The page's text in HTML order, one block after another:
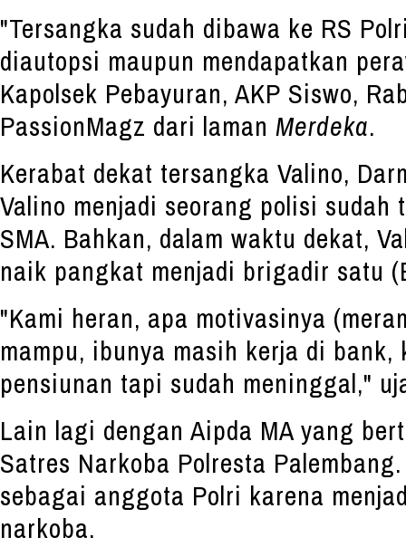
"Tersangka sudah dibawa ke RS
diautopsi maupun mendapatkan
Kapolsek Pebayuran, AKP Siswo,
PassionMagz dari laman Merdeka.
Kerabat dekat tersangka Valino,
Valino menjadi seorang polisi
SMA. Bahkan, dalam waktu dekat,
naik pangkat menjadi brigadir satu
"Kami heran, apa motivasinya
mampu, ibunya masih kerja di
pensiunan tapi sudah meninggal,"
Lain lagi dengan Aipda MA yang
Satres Narkoba Polresta
sebagai anggota Polri karena
narkoba.